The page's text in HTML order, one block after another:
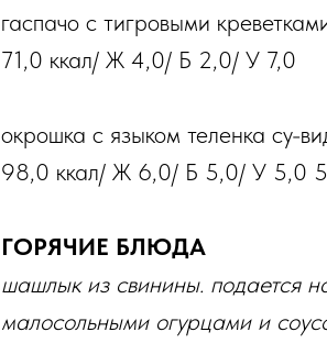
гаспачо с тигровыми
71,0 ккал/ Ж 4,0/ Б 2,0/ У 7,0
окрошка с языком теленка су-
98,0 ккал/ Ж 6,0/ Б 5,0/ У 5,0
ГОРЯЧИЕ БЛЮДА
шашлык из свинины. подается
малосольными огурцами и